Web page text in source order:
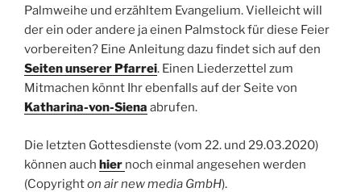
Palmweihe und erzähltem Evangelium. Vielleicht will
der ein oder andere ja einen Palmstock für diese Feier
vorbereiten? Eine Anleitung dazu findet sich auf den
Seiten unserer Pfarrei. Einen Liederzettel zum
Mitmachen könnt Ihr ebenfalls auf der Seite von
Katharina-von-Siena abrufen.
Die letzten Gottesdienste (vom 22. und 29.03.2020)
können auch hier noch einmal angesehen werden
(Copyrighton air new media GmbH).